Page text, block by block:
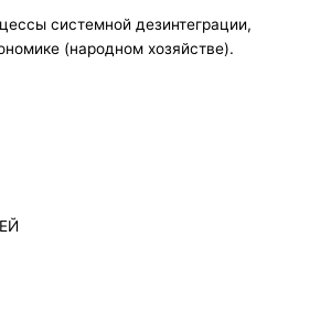
системной дезинтеграции,
(народном хозяйстве).